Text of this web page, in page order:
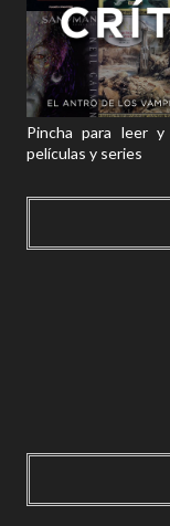
Pincha para leer
películas y series